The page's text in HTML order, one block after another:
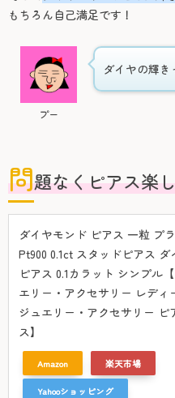
もちろん自己満足です！
プー
ダイヤの輝き
問題なくピアス楽
ダイヤモンド ピアス 一粒 プ
Pt900 0.1ct スタッドピアス ダ
ピアス 0.1カラット シンプル
エリー・アクセサリー レディ
ジュエリー・アクセサリー ピ
ス】
Amazon 楽天市場
Yahooショッピング